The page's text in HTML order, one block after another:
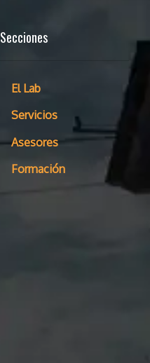
Secciones
El Lab
Servicios
Asesores
Formación